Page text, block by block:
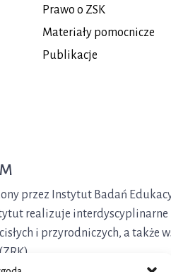
PIBPIB
Prawo o ZSK
Materiały pomocnicze
Publikacje
przez Instytut Badań
realizuje
i przyrodniczych, a